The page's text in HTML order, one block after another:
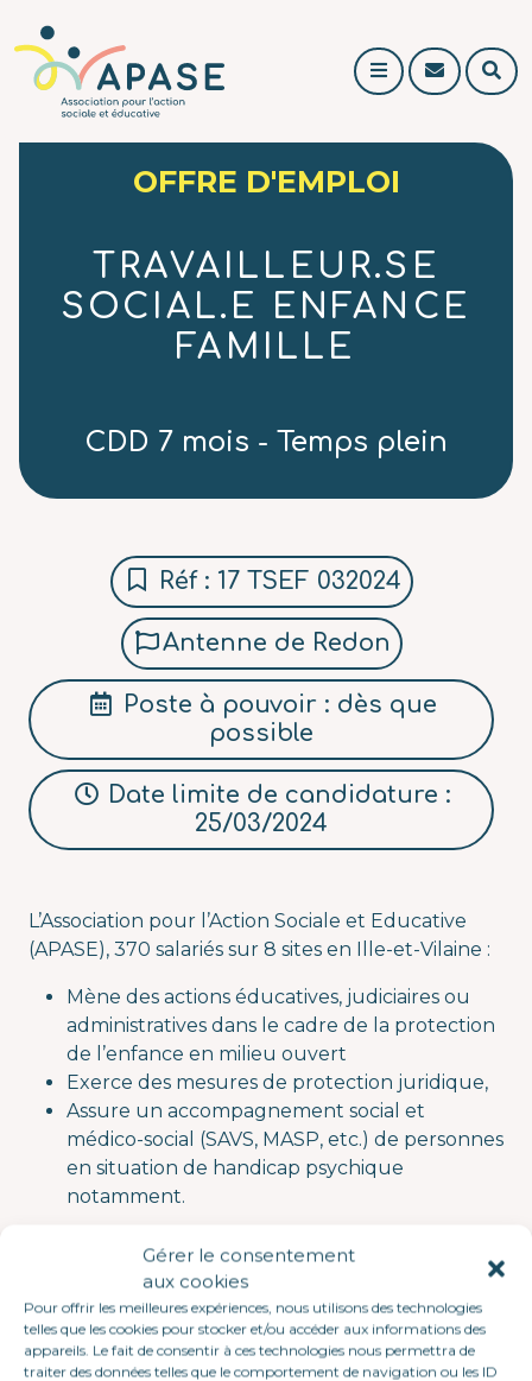
Gérer le consentement
aux cookies
Pour offrir les meilleures expériences, nous utilisons des technologies
telles que les cookies pour stocker et/ou accéder aux informations des
appareils. Le fait de consentir à ces technologies nous permettra de
traiter des données telles que le comportement de navigation ou les ID
L'APASE
C
o
r
e
h
OFFRE D'EMPLOI
TRAVAILLEUR.SE
SOCIAL.E ENFANCE
FAMILLE
CDD 7 mois - Temps plein
Réf : 17 TSEF 032024
Antenne de Redon
Poste à pouvoir : dès que
possible
Date limite de candidature :
25/03/2024
L’Association pour l’Action Sociale et Educative
(APASE), 370 salariés sur 8 sites en Ille-et-Vilaine :
Mène des actions éducatives, judiciaires ou
administratives dans le cadre de la protection
de l’enfance en milieu ouvert
Exerce des mesures de protection juridique,
Assure un accompagnement social et
médico-social (SAVS, MASP, etc.) de personnes
en situation de handicap psychique
notamment.
Notre directeur de l’antenne de Redon doit
pourvoir dès que possible un poste de :
Travailleur.se Social.e Enfance
Famille (H/F)